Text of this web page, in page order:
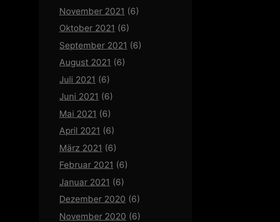
November 2021 (6)
Oktober 2021 (6)
September 2021 (6)
August 2021 (6)
Juli 2021 (6)
Juni 2021 (6)
Mai 2021 (6)
April 2021 (6)
März 2021 (6)
Februar 2021 (6)
Januar 2021 (6)
Dezember 2020 (6)
November 2020 (6)